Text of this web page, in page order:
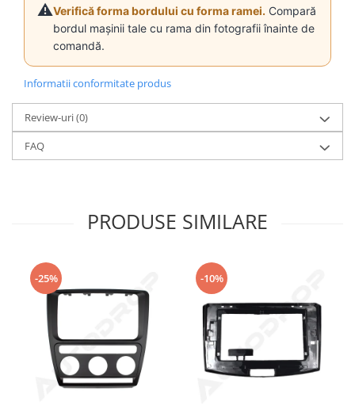
Conectică Mitsubishi
Lumini ambientale
⚠️Verifică forma bordului cu forma ramei. Compară
bordul mașinii tale cu rama din fotografii înainte de
comandă.
Informatii conformitate produs
Review-uri(0)
FAQ
PRODUSE SIMILARE
-25% -10%